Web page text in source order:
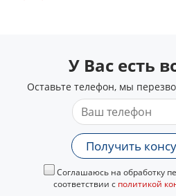
У Вас есть
Оставьте телефон, мы
Получить
Соглашаюсь на обработку
соответствии с политикой